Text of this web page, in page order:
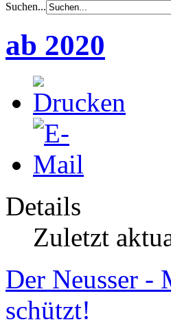
Suchen...
ab 2020
Details
Zuletzt
Der Neusser -
schützt!